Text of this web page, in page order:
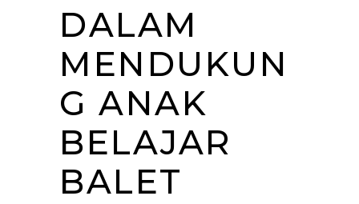
DALAM
MENDUKUN
G ANAK
BELAJAR
BALET